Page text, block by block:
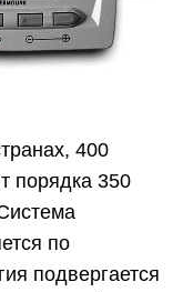
400
порядка 350
по
подвергается